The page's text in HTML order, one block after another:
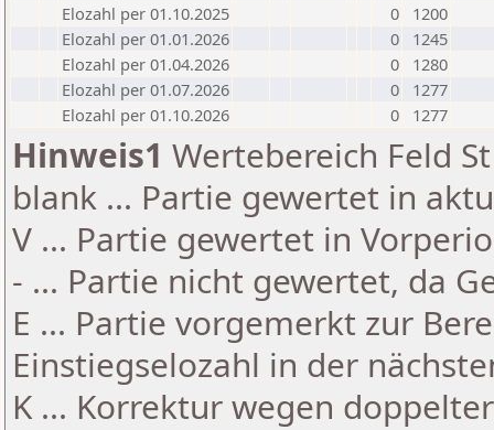
Elozahl per 01.10.2025
0
1200
Elozahl per 01.01.2026
0
1245
Elozahl per 01.04.2026
0
1280
Elozahl per 01.07.2026
0
1277
Elozahl per 01.10.2026
0 1277
Hinweis1 Wertebereich Feld
blank ... Partie gewertet in
V ... Partie gewertet in
- ... Partie nicht gewertet, da
E ... Partie vorgemerkt zur
Einstiegselozahl in der
K ... Korrektur wegen